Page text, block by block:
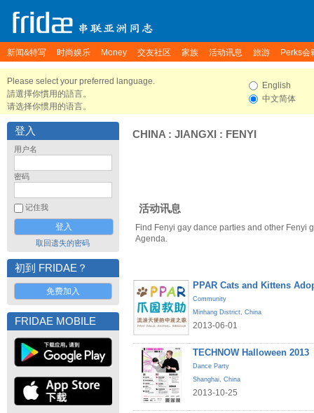
新闻&特写 时尚娱乐 Money 交友社区 家族 活动讯息 旅游 Perks会
Please select your preferred language.
請選擇你慣用的語言。
请选择你惯用的语言。
English
中文简体
登入
用户名
密码
记住我
取回遗失的密码
初到 FRIDAE？
免费加入
FRIDAE MOBILE
CHINA : JIANGXI : FENYI
活动讯息
Find Fenyi gay dance parties and other Fenyi
Agenda.
PPAR Cats and Kittens
Community
Minhang District, China
2013-06-01
TECHNOW Halloween 2013
Dance Party
Shanghai, China
2013-10-25